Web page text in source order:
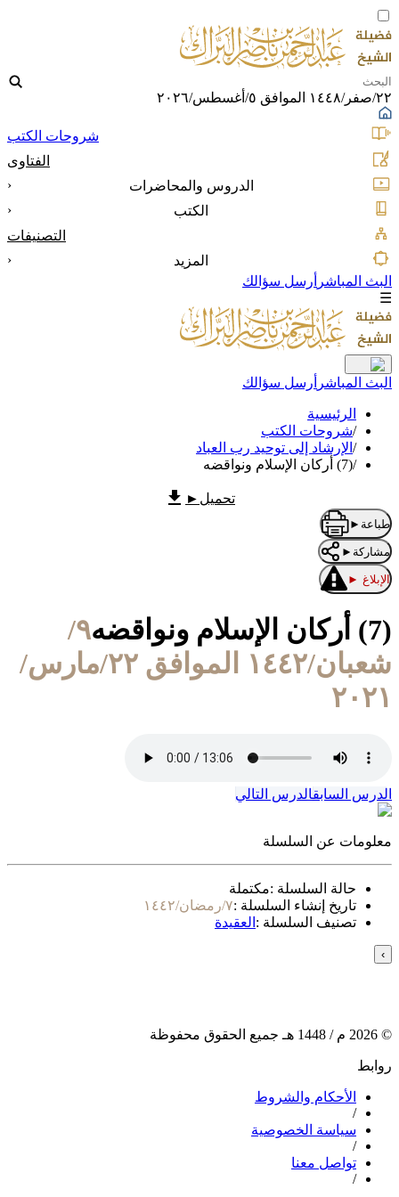
٢٢/صفر/١٤٤٨ الموافق ٥/أغسطس/٢٠٢٦
شروحات الكتب
الفتاوى
الدروس والمحاضرات
‹
الكتب
‹
التصنيفات
المزيد
‹
البث المباشر أرسل سؤالك
☰
البث المباشر أرسل سؤالك
الرئيسية
/شروحات الكتب
/ الإرشاد إلى توحيد رب العباد
/(7) أركان الإسلام ونواقضه
تحميل ►
طباعة ►
مشاركة ►
الإبلاغ ►
(7) أركان الإسلام ونواقضه
٩/
شعبان/١٤٤٢ الموافق ٢٢/مارس/
٢٠٢١
الدرس السابقالدرس التالي
معلومات عن السلسلة
حالة السلسلة :مكتملة
تاريخ إنشاء السلسلة :٧/رمضان/١٤٤٢
تصنيف السلسلة : العقيدة
›
©
2026 م / 1448 هـ جميع الحقوق محفوظة
روابط
الأحكام والشروط
/
سياسة الخصوصية
/
تواصل معنا
/